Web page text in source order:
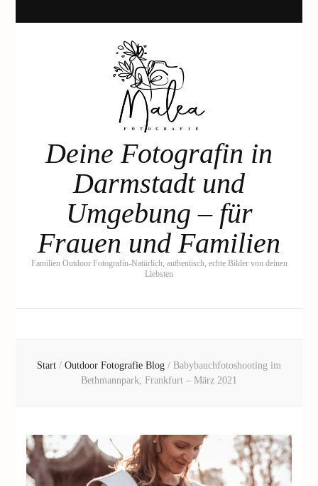
Deine Fotografin in
Darmstadt und
Umgebung – für
Frauen und Familien
Familien Outdoor Fotografin-Natürlich, authentisch, echte Bilder von deinen
Liebsten
Start / Outdoor Fotografie Blog / Babybauchfotoshooting im
Bethmannpark, Frankfurt – März 2021